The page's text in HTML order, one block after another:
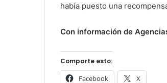
había puesto una
Con información de
Comparte esto:
Facebook X